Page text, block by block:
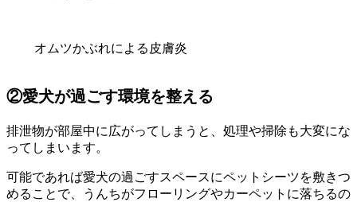
オムツかぶれによる皮膚炎
②愛犬が過ごす環境を整える
排泄物が部屋中に広がってしまうと、処理や掃除も大変にな
ってしまいます。
可能であれば愛犬の過ごすスペースにペットシーツを敷きつ
めることで、うんちがフローリングやカーペットに落ちるの